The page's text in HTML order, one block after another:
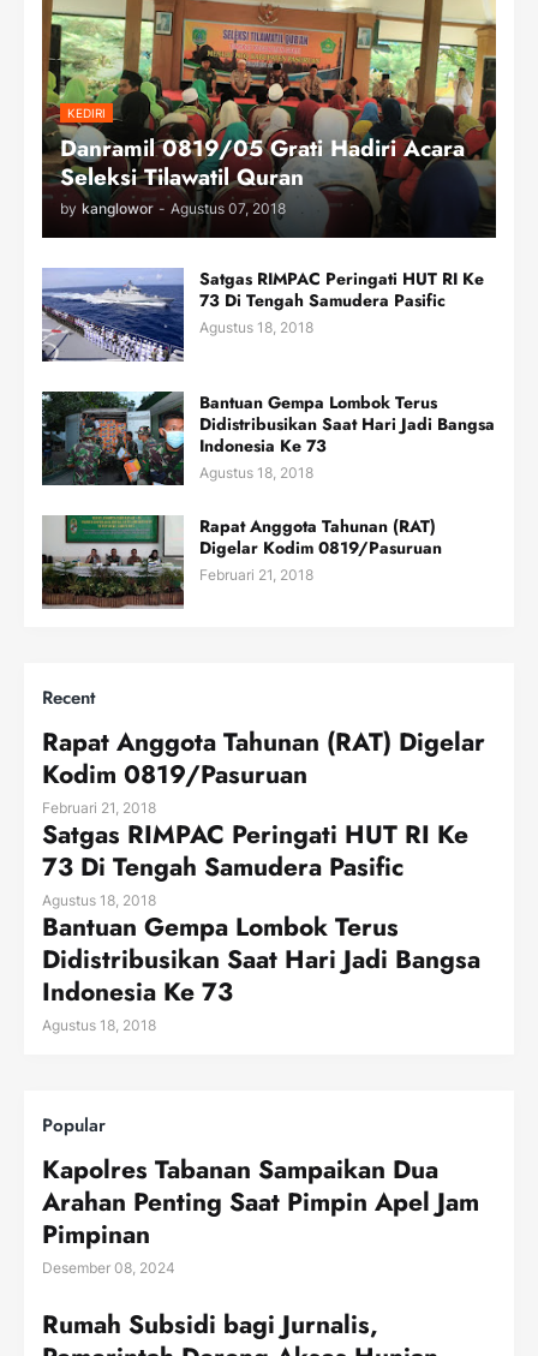
KEDIRI
Danramil 0819/05 Grati Hadiri Acara
Seleksi Tilawatil Quran
by kanglowor - Agustus 07, 2018
Satgas RIMPAC Peringati HUT RI Ke
73 Di Tengah Samudera Pasific
Agustus 18, 2018
Bantuan Gempa Lombok Terus
Didistribusikan Saat Hari Jadi Bangsa
Indonesia Ke 73
Agustus 18, 2018
Rapat Anggota Tahunan (RAT)
Digelar Kodim 0819/Pasuruan
Februari 21, 2018
Recent
Rapat Anggota Tahunan (RAT) Digelar
Kodim 0819/Pasuruan
Februari 21, 2018
Satgas RIMPAC Peringati HUT RI Ke
73 Di Tengah Samudera Pasific
Agustus 18, 2018
Bantuan Gempa Lombok Terus
Didistribusikan Saat Hari Jadi Bangsa
Indonesia Ke 73
Agustus 18, 2018
Popular
Kapolres Tabanan Sampaikan Dua
Arahan Penting Saat Pimpin Apel Jam
Pimpinan
Desember 08, 2024
Rumah Subsidi bagi Jurnalis,